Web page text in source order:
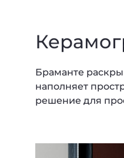
Браманте
наполняет
решение для